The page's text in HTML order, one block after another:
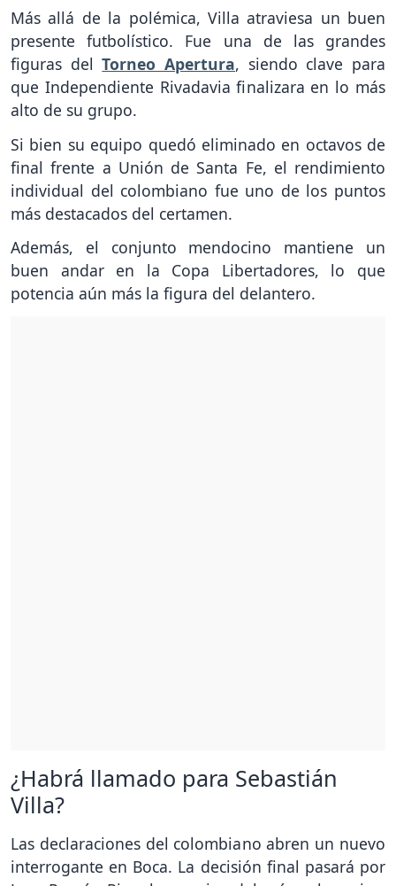
Más allá de la polémica, Villa atraviesa un buen
presente futbolístico. Fue una de las grandes
figuras delTorneo Apertura, siendo clave para
que Independiente Rivadavia finalizara en lo más
alto de su grupo.
Si bien su equipo quedó eliminado en octavos de
final frente a Unión de Santa Fe, el rendimiento
individual del colombiano fue uno de los puntos
más destacados del certamen.
Además, el conjunto mendocino mantiene un
buen andar en la Copa Libertadores, lo que
potencia aún más la figura del delantero.
¿Habrá llamado para Sebastián
Villa?
Las declaraciones del colombiano abren un nuevo
interrogante en Boca. La decisión final pasará por